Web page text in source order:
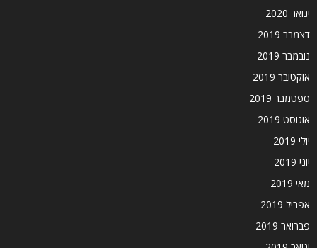
ינואר 2020
דצמבר 2019
נובמבר 2019
אוקטובר 2019
ספטמבר 2019
אוגוסט 2019
יולי 2019
יוני 2019
מאי 2019
אפריל 2019
פברואר 2019